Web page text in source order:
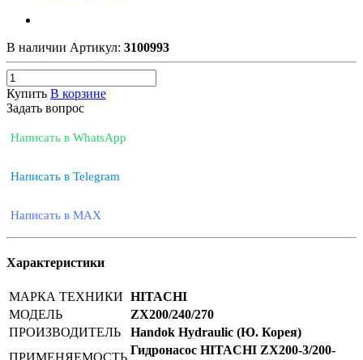
В наличии Артикул: 3100993
Купить В корзине
Задать вопрос
Написать в WhatsApp
Написать в Telegram
Написать в MAX
Характеристики
МАРКА ТЕХНИКИ HITACHI
МОДЕЛЬ
ZX200/240/270
ПРОИЗВОДИТЕЛЬ
Handok Hydraulic (Ю. Корея)
Гидронасос HITACHI ZX200-3/200-